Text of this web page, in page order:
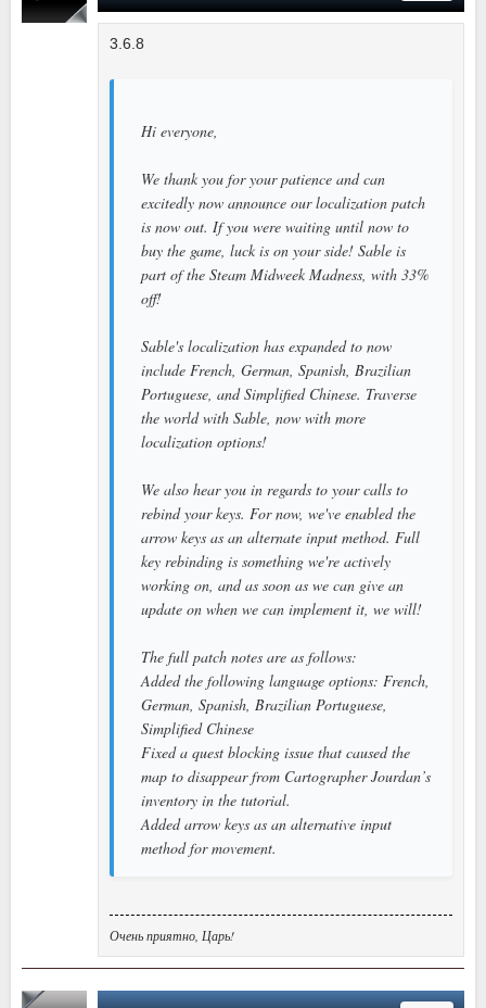
3.6.8
Hi everyone,
We thank you for your patience and can
excitedly now announce our localization patch
is now out. If you were waiting until now to
buy the game, luck is on your side! Sable is
part of the Steam Midweek Madness, with 33%
off!
Sable's localization has expanded to now
include French, German, Spanish, Brazilian
Portuguese, and Simplified Chinese. Traverse
the world with Sable, now with more
localization options!
We also hear you in regards to your calls to
rebind your keys. For now, we've enabled the
arrow keys as an alternate input method. Full
key rebinding is something we're actively
working on, and as soon as we can give an
update on when we can implement it, we will!
The full patch notes are as follows:
Added the following language options: French,
German, Spanish, Brazilian Portuguese,
Simplified Chinese
Fixed a quest blocking issue that caused the
map to disappear from Cartographer Jourdan’s
inventory in the tutorial.
Added arrow keys as an alternative input
method for movement.
Очень приятно, Царь!